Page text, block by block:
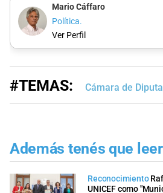
Mario Cáffaro
Política.
Ver Perfil
#TEMAS: Cámara de
Además tenés que
Reconocimiento
UNICEF como